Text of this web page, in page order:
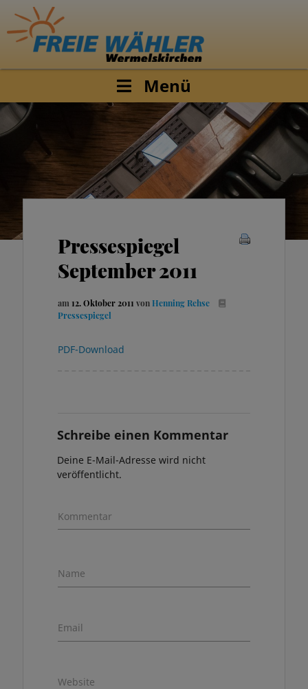
Menü
Pressespiegel
September 2011
am 12. Oktober 2011 von Henning Rehse
Pressespiegel
PDF-Download
Schreibe einen Kommentar
Deine E-Mail-Adresse wird nicht
veröffentlicht.
Kommentar
Name
Email
Website